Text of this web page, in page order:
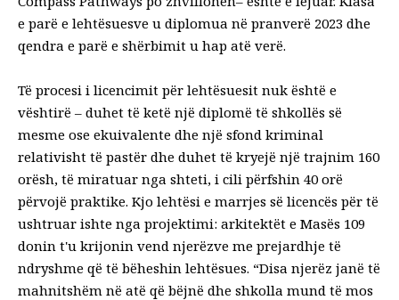
e parë e lehtësuesve u diplomua në pranverë 2023 dhe
qendra e parë e shërbimit u hap atë verë.
Të procesi i licencimit për lehtësuesit nuk është e
vështirë – duhet të ketë një diplomë të shkollës së
mesme ose ekuivalente dhe një sfond kriminal
relativisht të pastër dhe duhet të kryejë një trajnim 160
orësh, të miratuar nga shteti, i cili përfshin 40 orë
përvojë praktike. Kjo lehtësi e marrjes së licencës për të
ushtruar ishte nga projektimi: arkitektët e Masës 109
donin t'u krijonin vend njerëzve me prejardhje të
ndryshme që të bëheshin lehtësues. “Disa njerëz janë të
mahnitshëm në atë që bëjnë dhe shkolla mund të mos